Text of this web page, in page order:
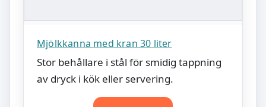
Mjölkkanna med kran 30 liter
Stor behållare i stål för smidig tappning
av dryck i kök eller servering.